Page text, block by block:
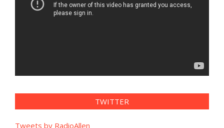
TWITTER
Tweets by RadioAllen